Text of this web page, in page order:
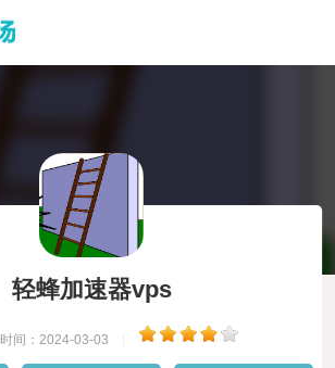
轻蜂加速器vps
时间：2024-03-03